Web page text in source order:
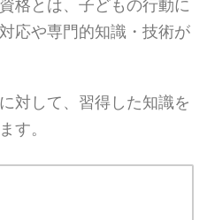
格とは、子どもの行動に
応や専門的知識・技術が
対して、習得した知識を
す。